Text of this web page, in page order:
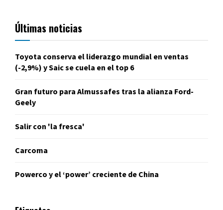
Últimas noticias
Toyota conserva el liderazgo mundial en ventas
(-2,9%) y Saic se cuela en el top 6
Gran futuro para Almussafes tras la alianza Ford-
Geely
Salir con 'la fresca'
Carcoma
Powerco y el ‘power’ creciente de China